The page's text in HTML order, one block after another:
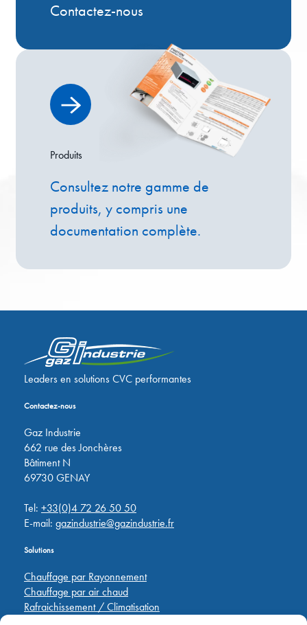
Contactez-nous
Produits
Consultez notre gamme de
produits, y compris une
documentation complète.
Leaders en solutions CVC performantes
Contactez-nous
Gaz Industrie
662 rue des Jonchères
Bâtiment N
69730 GENAY
Tel: +33(0)4 72 26 50 50
E-mail: gazindustrie@gazindustrie.fr
Solutions
Chauffage par Rayonnement
Chauffage par air chaud
Rafraichissement / Climatisation